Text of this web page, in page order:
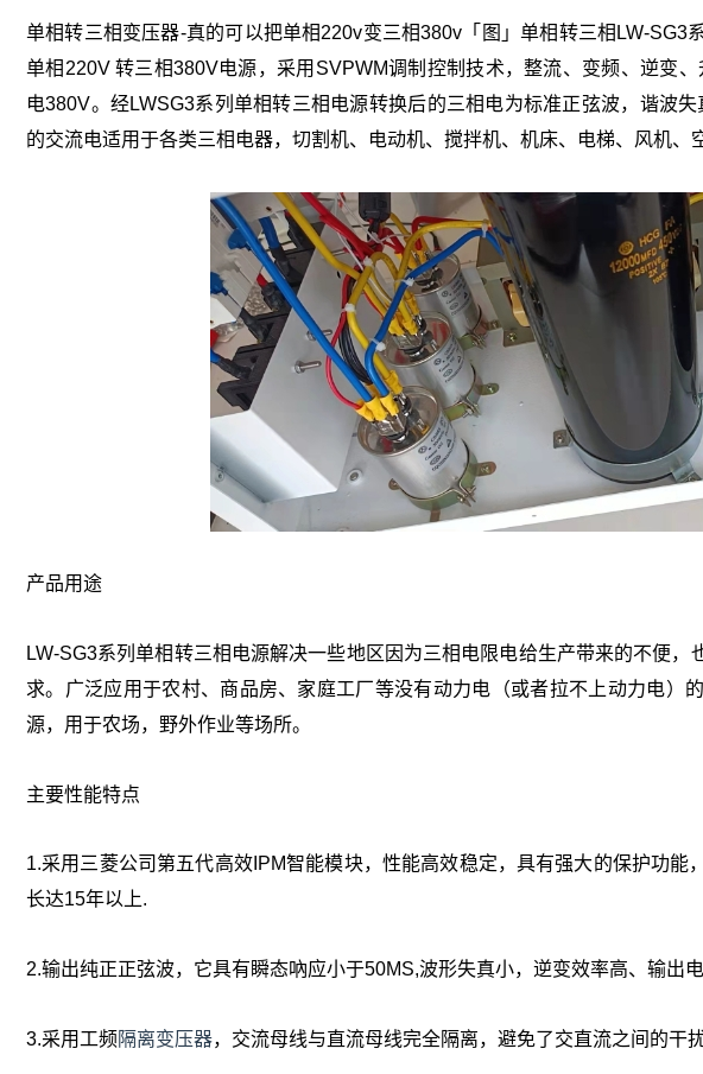
单相转三相变压器-真的可以把单相220v变三相380v「图」单相转三相LW-SG3
单相220V 转三相380V电源，采用SVPWM调制控制技术，整流、变频、逆变
电380V。经LWSG3系列单相转三相电源转换后的三相电为标准正弦波，谐波
的交流电适用于各类三相电器，切割机、电动机、搅拌机、机床、电梯、风机、
产品用途
LW-SG3系列单相转三相电源解决一些地区因为三相电限电给生产带来的不便
求。广泛应用于农村、商品房、家庭工厂等没有动力电（或者拉不上动力电）
源，用于农场，野外作业等场所。
主要性能特点
1.采用三菱公司第五代高效IPM智能模块，性能高效稳定，具有强大的保护功
长达15年以上.
2.输出纯正正弦波，它具有瞬态吶应小于50MS,波形失真小，逆变效率高、输出
3.采用工频隔离变压器，交流母线与直流母线完全隔离，避免了交直流之间的干